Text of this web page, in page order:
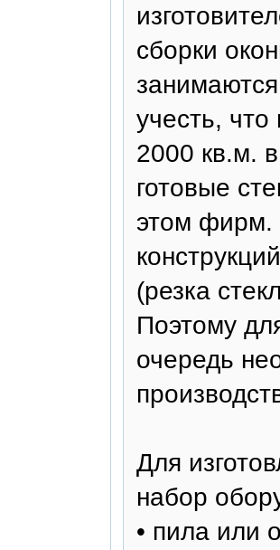
сборки
учесть,
2000 кв.м.
готовые
этом фирм.
(резка
Поэтому
очередь
Для
набор
• пила или